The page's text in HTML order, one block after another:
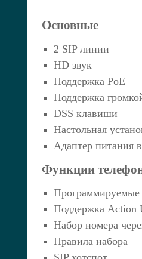
Основные
2 SIP линии
HD звук
Поддержка PoE
Поддержка
DSS клавиши
Настольная
Адаптер питания
Функции
Поддержка Action
Набор номера
Правила набора